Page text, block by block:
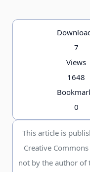
7
Views
1648
0
This article is
Creative
not by the author of